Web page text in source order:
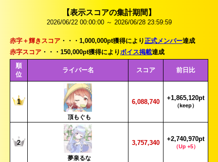
【表示スコアの集計期間】
2026/06/22 00:00:00 ～ 2026/06/28 23:59:59
赤字＋輝きスコア ・・・1,000,000pt獲得により正式メンバー達成
赤字スコア ・・・150,000pt獲得により ボイス掲載達成
順
位
ライバー名 スコア 前日比
1
頂もぐも
6,088,740
+1,865,120pt
（keep）
2
夢泉るな
3,757,340
+2,740,970pt
（Up +5）